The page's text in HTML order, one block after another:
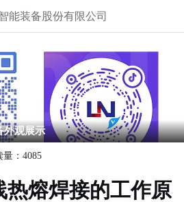
能装备股份有限公司
外观展示
： 4085
热熔焊接的工作原